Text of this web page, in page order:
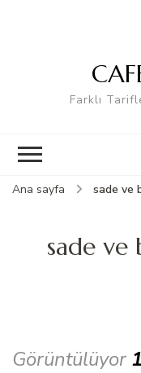
Farklı
Ana sayfa sade ve
sade ve
Görüntülüyor